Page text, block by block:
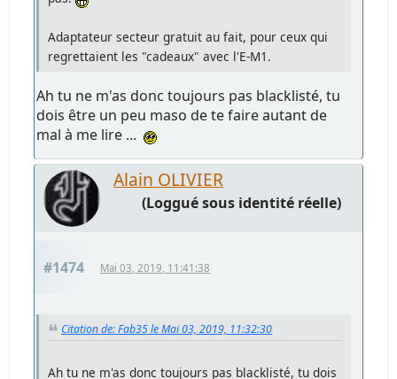
Adaptateur secteur gratuit au fait, pour ceux qui
regrettaient les "cadeaux" avec l'E-M1.
Ah tu ne m'as donc toujours pas blacklisté, tu
dois être un peu maso de te faire autant de
mal à me lire ...
Alain OLIVIER
(Loggué sous identité réelle)
#1474 Mai 03, 2019, 11:41:38
Citation de: Fab35 le Mai 03, 2019, 11:32:30
Ah tu ne m'as donc toujours pas blacklisté, tu dois